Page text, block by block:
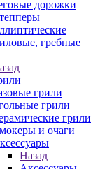
дорожки
гребные
грили
грили
грили
и очаги
Назад